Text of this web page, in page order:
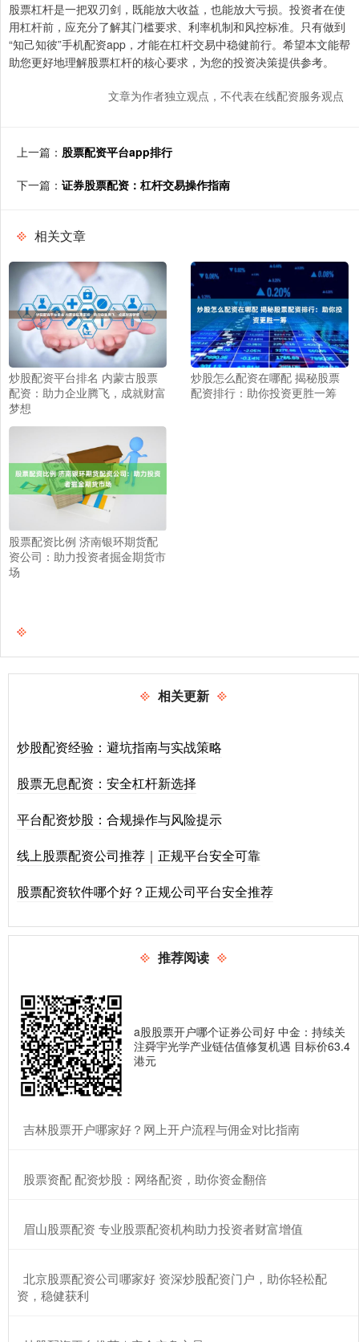
股票杠杆是一把双刃剑，既能放大收益，也能放大亏损。投资者在使
用杠杆前，应充分了解其门槛要求、利率机制和风控标准。只有做到
“知己知彼”手机配资app，才能在杠杆交易中稳健前行。希望本文能帮
助您更好地理解股票杠杆的核心要求，为您的投资决策提供参考。
文章为作者独立观点，不代表在线配资服务观点
上一篇： 股票配资平台app排行
下一篇： 证券股票配资：杠杆交易操作指南
相关文章
炒股配资平台排名 内蒙古股票
配资：助力企业腾飞，成就财富
梦想
炒股怎么配资在哪配 揭秘股票
配资排行：助你投资更胜一筹
股票配资比例 济南银环期货配
资公司：助力投资者掘金期货市
场
相关更新
炒股配资经验：避坑指南与实战策略
股票无息配资：安全杠杆新选择
平台配资炒股：合规操作与风险提示
线上股票配资公司推荐｜正规平台安全可靠
股票配资软件哪个好？正规公司平台安全推荐
推荐阅读
a股股票开户哪个证券公司好 中金：持续关
注舜宇光学产业链估值修复机遇 目标价63.4
港元
​吉林股票开户哪家好？网上开户流程与佣金对比指南
​股票资配 配资炒股：网络配资，助你资金翻倍
​眉山股票配资 专业股票配资机构助力投资者财富增值
​北京股票配资公司哪家好 资深炒股配资门户，助你轻松配
资，稳健获利